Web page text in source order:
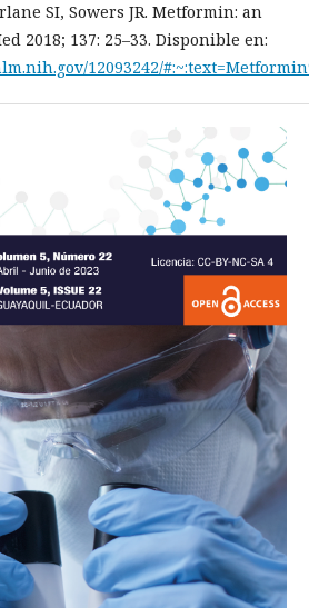
SI, Sowers JR. Metformin: an
2018; 137: 25–33. Disponible en:
12093242/